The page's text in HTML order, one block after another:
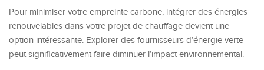
Pour minimiser votre empreinte carbone, intégrer des énergies
renouvelables dans votre projet de chauffage devient une
option intéressante. Explorer des fournisseurs d’énergie verte
peut significativement faire diminuer l’impact environnemental.